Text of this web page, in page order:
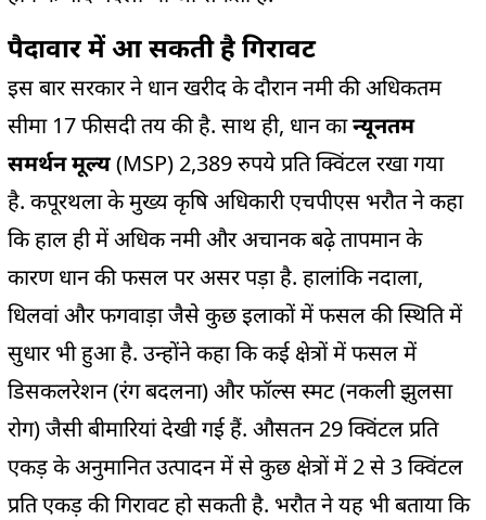
पैदावार में आ सकती है गिरावट
इस बार सरकार ने धान खरीद के दौरान नमी की अधिकतम
सीमा 17 फीसदी तय की है. साथ ही, धान कान्यूनतम
समर्थन मूल्य(MSP) 2,389 रुपये प्रति क्विंटल रखा गया
है. कपूरथला के मुख्य कृषि अधिकारी एचपीएस भरौत ने कहा
कि हाल ही में अधिक नमी और अचानक बढ़े तापमान के
कारण धान की फसल पर असर पड़ा है. हालांकि नदाला,
धिलवां और फगवाड़ा जैसे कुछ इलाकों में फसल की स्थिति में
सुधार भी हुआ है. उन्होंने कहा कि कई क्षेत्रों में फसल में
डिसकलरेशन (रंग बदलना) और फॉल्स स्मट (नकली झुलसा
रोग) जैसी बीमारियां देखी गई हैं. औसतन 29 क्विंटल प्रति
एकड़ के अनुमानित उत्पादन में से कुछ क्षेत्रों में 2 से 3 क्विंटल
प्रति एकड़ की गिरावट हो सकती है. भरौत ने यह भी बताया कि